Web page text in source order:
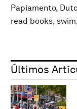
Papiamento,
read books,
Últimos